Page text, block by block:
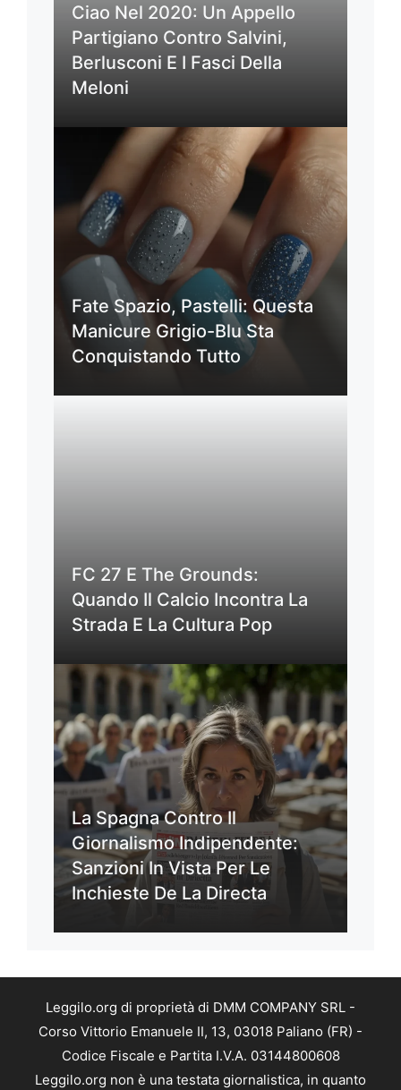
Ciao Nel 2020: Un Appello
Partigiano Contro Salvini,
Berlusconi E I Fasci Della
Meloni
Fate Spazio, Pastelli: Questa
Manicure Grigio-Blu Sta
Conquistando Tutto
FC 27 E The Grounds:
Quando Il Calcio Incontra La
Strada E La Cultura Pop
La Spagna Contro Il
Giornalismo Indipendente:
Sanzioni In Vista Per Le
Inchieste De La Directa
Leggilo.org di proprietà di DMM COMPANY SRL -
Corso Vittorio Emanuele II, 13, 03018 Paliano (FR) -
Codice Fiscale e Partita I.V.A. 03144800608
Leggilo.org non è una testata giornalistica, in quanto